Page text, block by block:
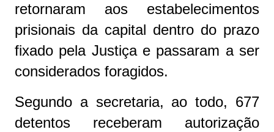
retornaram aos estabelecimentos
prisionais da capital dentro do prazo
fixado pela Justiça e passaram a ser
considerados foragidos.
Segundo a secretaria, ao todo, 677
detentos receberam autorização